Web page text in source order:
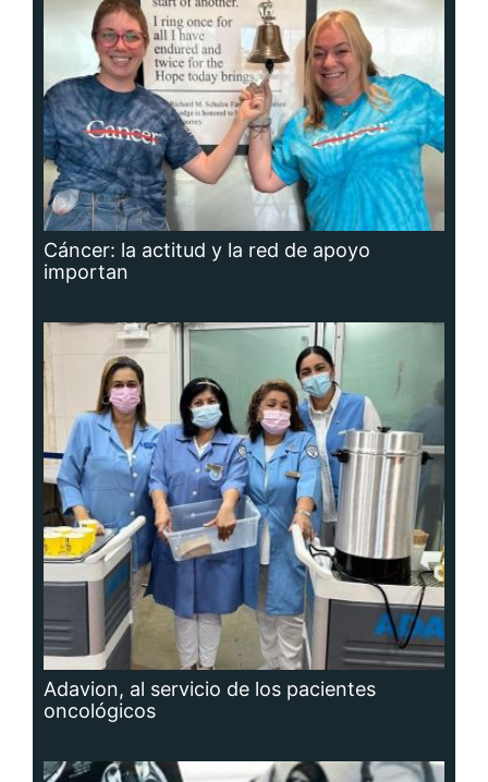
Cáncer: la actitud y la red de apoyo
importan
Adavion, al servicio de los pacientes
oncológicos